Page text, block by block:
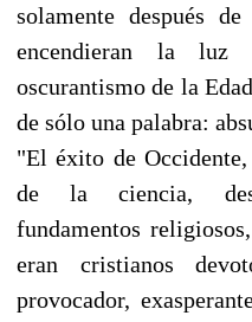
solamente después
encendieran la
oscurantismo de la
de sólo una palabra:
"El éxito de
de la ciencia,
fundamentos
eran cristianos
provocador,